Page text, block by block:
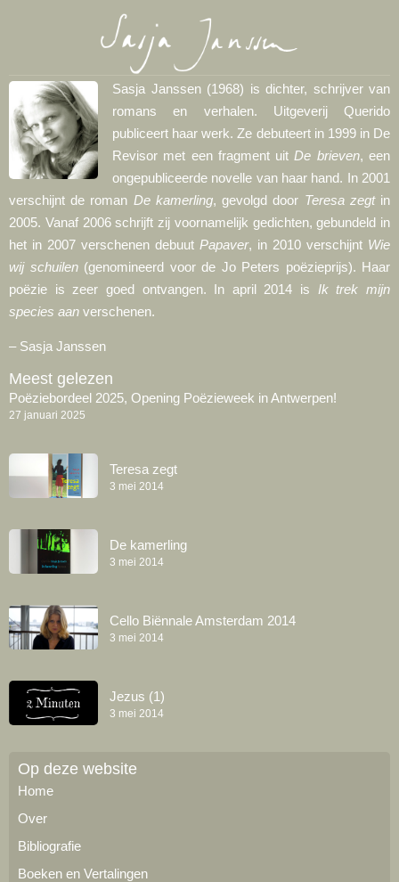
Sasja Janssen (1968) is dichter, schrijver van
romans en verhalen. Uitgeverij Querido
publiceert haar werk. Ze debuteert in 1999 in De
Revisor met een fragment uitDe brieven, een
ongepubliceerde novelle van haar hand. In 2001
verschijnt de roman De kamerling, gevolgd door Teresa zegtin
2005. Vanaf 2006 schrijft zij voornamelijk gedichten, gebundeld in
het in 2007 verschenen debuut Papaver, in 2010 verschijnt Wie
wij schuilen(genomineerd voor de Jo Peters poëzieprijs). Haar
poëzie is zeer goed ontvangen. In april 2014 is Ik trek mijn
species aan verschenen.
– Sasja Janssen
Meest gelezen
Poëziebordeel 2025, Opening Poëzieweek in Antwerpen!
27 januari 2025
Teresa zegt
3 mei 2014
De kamerling
3 mei 2014
Cello Biënnale Amsterdam 2014
3 mei 2014
Jezus (1)
3 mei 2014
Op deze website
Home
Over
Bibliografie
Boeken en Vertalingen